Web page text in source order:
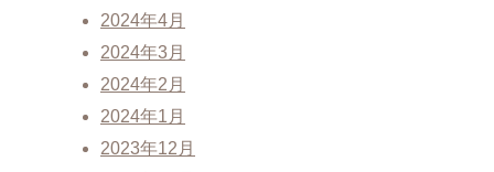
2024年4月
2024年3月
2024年2月
2024年1月
2023年12月